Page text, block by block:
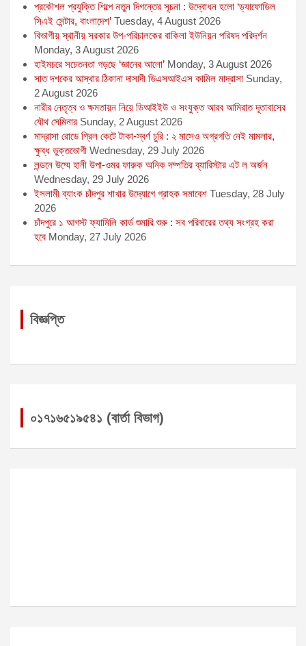
প্রকৌশল প্রযুক্তি শিল্পে নতুন দিগন্তের সূচনা : উদ্বোধন হলো ‘ড্যাফোডিল
সিএই সেন্টার, বাংলাদেশ’ Tuesday, 4 August 2026
বিভাগীয় স্থানীয় সরকার উপ-পরিচালকের বাকিলা ইউনিয়ন পরিষদ পরিদর্শন
Monday, 3 August 2026
হাইমচরে সচেতনতা গড়ছে ‘জ্ঞানের আলো’ Monday, 3 August 2026
সাত দশকের আস্থার ঠিকানা দাসাদী ডিএসআইএস কামিল মাদ্রাসা Sunday,
2 August 2026
নারীর নেতৃত্ব ও ক্ষমতায়ন নিয়ে ডিআইইউ ও সংযুক্ত আরব আমিরাত দূতাবাসের
যৌথ সেমিনার Sunday, 2 August 2026
মাদ্রাসা রোডে গ্রিল কেটে টাকা-স্বর্ণ চুরি : ২ মাসেও অগ্রগতি নেই মামলার,
ক্ষুব্ধ ভুক্তভোগী Wednesday, 29 July 2026
লন্ডনে উম্মে হানী উপা-ওমর ফারুক অনিক দম্পতির ব্যারিস্টার এট ল অর্জন
Wednesday, 29 July 2026
ইসলামী ব্যাংক চাঁদপুর শাখার উদ্যোগে গ্রাহক সমাবেশ Tuesday, 28 July
2026
চাঁদপুরে ১ আগস্ট ফ্যামিলি কার্ড শুমারি শুরু : সব পরিবারের তথ্য সংগ্রহ করা
হবে Monday, 27 July 2026
বিজ্ঞপ্তি
০১৭১৬৫১৯৫৪১ (বার্তা বিভাগ)